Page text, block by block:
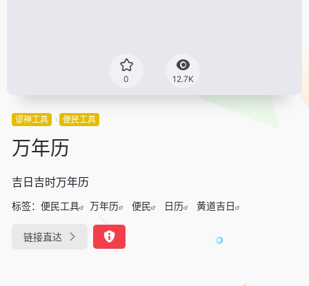
0 12.7K
谬神工具 便民工具
万年历
吉日吉时万年历
标签： 便民工具 万年历 便民 日历 黄道吉日
链接直达